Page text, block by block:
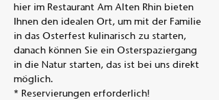
hier im Restaurant Am Alten Rhin bieten
Ihnen den idealen Ort, um mit der Familie
in das Osterfest kulinarisch zu starten,
danach können Sie ein Osterspaziergang
in die Natur starten, das ist bei uns direkt
möglich.
* Reservierungen erforderlich!